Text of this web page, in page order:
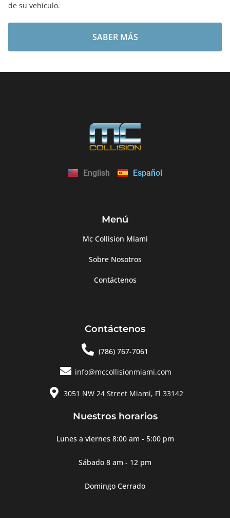
de su vehículo.
SABER MÁS
English Español
Menú
Mc Collision Miami
Sobre Nosotros
Contáctenos
Contáctenos
(786) 767-7061
info@mccollisionmiami.com
3051 NW 24 Street Miami, Fl 33142
Nuestros horarios
Lunes a viernes 8:00 am - 5:00 pm
Sábado 8 am - 12 pm
Domingo Cerrado